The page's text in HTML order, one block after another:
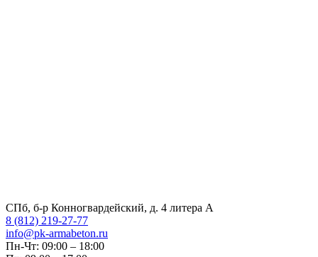
СПб, б-р Конногвардейский, д. 4 литера А
8 (812) 219-27-77
info@pk-armabeton.ru
Пн-Чт: 09:00 – 18:00